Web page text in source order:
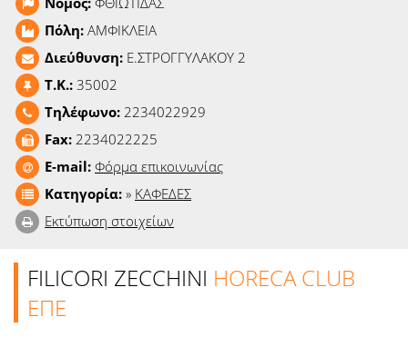
Ειδήσεις
Παιχνίδια
Ραδιόφωνο
Ταινίες
Πόλη: ΑΜΦΙΚΛΕΙΑ
Διεύθυνση: Ε.ΣΤΡΟΓΓΥΛΑΚΟΥ 2
T.K.: 35002
Τηλέφωνο: 2234022929
Fax: 2234022225
E-mail: Φόρμα επικοινωνίας
Κατηγορία: » ΚΑΦΕΔΕΣ
Εκτύπωση στοιχείων
FILICORI ZECCHINI HORECA CLUB
ΕΠΕ